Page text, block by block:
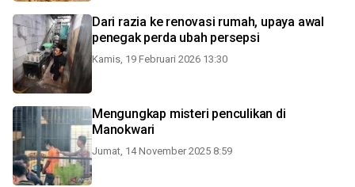
Dari razia ke renovasi rumah, upaya awal
penegak perda ubah persepsi
Kamis, 19 Februari 2026 13:30
Mengungkap misteri penculikan di
Manokwari
Jumat, 14 November 2025 8:59